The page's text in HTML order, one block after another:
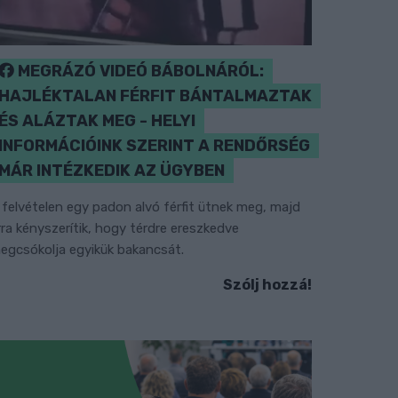
MEGRÁZÓ VIDEÓ BÁBOLNÁRÓL:
HAJLÉKTALAN FÉRFIT BÁNTALMAZTAK
ÉS ALÁZTAK MEG - HELYI
INFORMÁCIÓINK SZERINT A RENDŐRSÉG
MÁR INTÉZKEDIK AZ ÜGYBEN
egy padon alvó férfit ütnek meg, majd
kényszerítik, hogy térdre ereszkedve
egyikük bakancsát.
Szólj hozzá!